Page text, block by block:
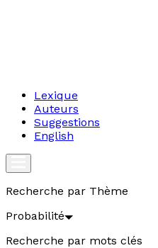
Lexique
Auteurs
Suggestions
English
Recherche par Thème
Probabilité
Recherche par mots clés